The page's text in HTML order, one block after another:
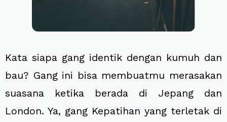
Kata siapa gang identik dengan kumuh dan
bau? Gang ini bisa membuatmu merasakan
suasana ketika berada di Jepang dan
London. Ya, gang Kepatihan yang terletak di